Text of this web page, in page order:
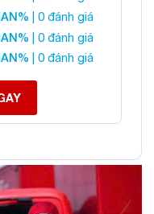
| 0 đánh giá
| 0 đánh giá
| 0 đánh giá